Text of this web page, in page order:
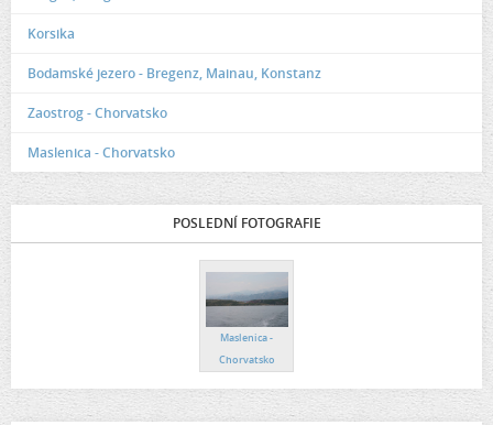
Korsika
Bodamské jezero - Bregenz, Mainau, Konstanz
Zaostrog - Chorvatsko
Maslenica - Chorvatsko
POSLEDNÍ FOTOGRAFIE
Maslenica -
Chorvatsko